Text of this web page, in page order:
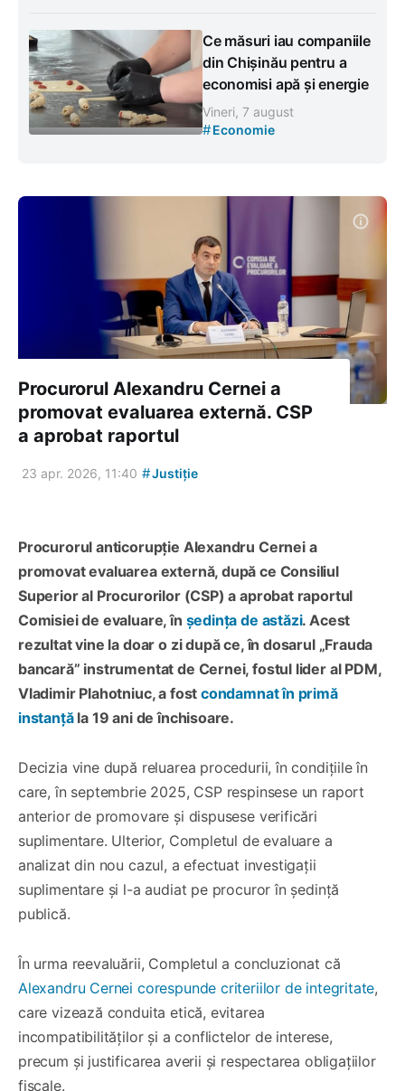
Ce măsuri iau companiile
din Chișinău pentru a
economisi apă și energie
Vineri, 7 august
#Economie
Procurorul Alexandru Cernei a
promovat evaluarea externă. CSP
a aprobat raportul
23 apr. 2026, 11:40 #Justiție
Procurorul anticorupție Alexandru Cernei a
promovat evaluarea externă, după ce Consiliul
Superior al Procurorilor (CSP) a aprobat raportul
Comisiei de evaluare, în ședința de astăzi. Acest
rezultat vine la doar o zi după ce, în dosarul „Frauda
bancară” instrumentat de Cernei, fostul lider al PDM,
Vladimir Plahotniuc, a fost condamnat în primă
instanțăla 19 ani de închisoare.
Decizia vine după reluarea procedurii, în condițiile în
care, în septembrie 2025, CSP respinsese un raport
anterior de promovare și dispusese verificări
suplimentare. Ulterior, Completul de evaluare a
analizat din nou cazul, a efectuat investigații
suplimentare și l-a audiat pe procuror în ședință
publică.
În urma reevaluării, Completul a concluzionat că
Alexandru Cernei corespunde criteriilor de integritate,
care vizează conduita etică, evitarea
incompatibilităților și a conflictelor de interese,
precum și justificarea averii și respectarea obligațiilor
fiscale.